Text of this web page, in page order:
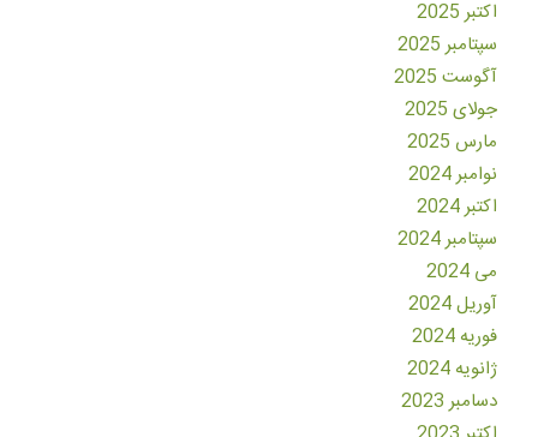
اکتبر 2025
سپتامبر 2025
آگوست 2025
جولای 2025
مارس 2025
نوامبر 2024
اکتبر 2024
سپتامبر 2024
می 2024
آوریل 2024
فوریه 2024
ژانویه 2024
دسامبر 2023